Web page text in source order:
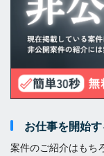
お仕事を開始
案件のご紹介はもち